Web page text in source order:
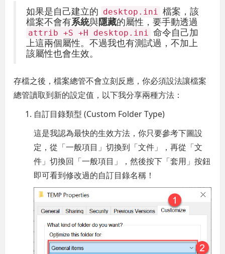
如果是自己建立的 desktop.ini
檔案，該
檔案不會有系統與隱藏的屬性，要手動透過
attrib +S +H desktop.ini
命令自己加
上這兩個屬性。不過我也有測試過，不加上
該屬性也會生效。
存檔之後，檔案總管不會立刻反應，你必須設法讓檔案
總管讀取到新的設定值，以下我分享兩種方法：
自訂目錄類型 (Custom Folder Type)
這是我認為最快的生效方法，你只要參考下圖設
定，從「一般項目」切換到「文件」，再從「文
件」切換回「一般項目」，然後按下「套用」按鈕
即可看到修改過的自訂目錄名稱！